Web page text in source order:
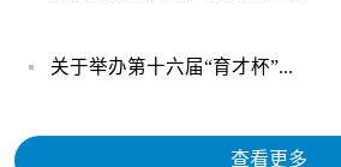
关于举办第十六届“育才杯”...
查看更多